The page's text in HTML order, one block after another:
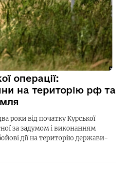
операції:
на територію рф та
роки від початку Курської
за задумом і виконанням
дії на територію держави-